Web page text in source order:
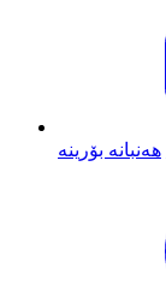
هەنبانە بۆرینە